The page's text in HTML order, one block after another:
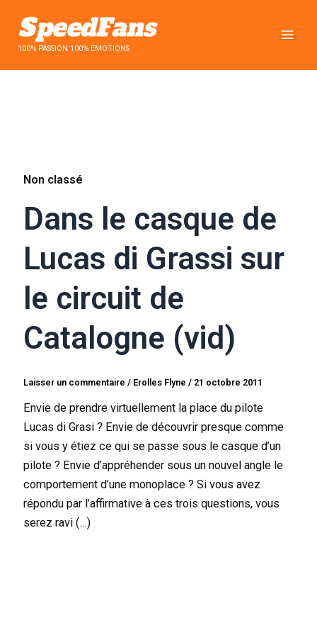
contenu100% PASSION 100% EMOTIONS
Non classé
Dans le casque de
Lucas di Grassi sur
le circuit de
Catalogne (vid)
Laisser un commentaire / Erolles Flyne/ 21 octobre 2011
Envie de prendre virtuellement la place du pilote
Lucas di Grasi ? Envie de découvrir presque comme
si vous y étiez ce qui se passe sous le casque d’un
pilote ? Envie d’appréhender sous un nouvel angle le
comportement d’une monoplace ? Si vous avez
répondu par l’affirmative à ces trois questions, vous
serez ravi (…)